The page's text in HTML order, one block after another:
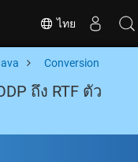
ไทย
Conversion
ถึง RTF ตัว